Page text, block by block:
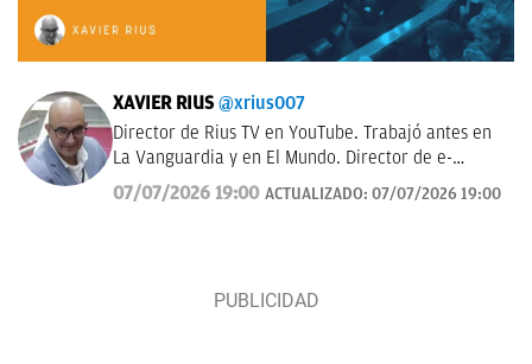
XAVIER RIUS @xrius007
Director de Rius TV en YouTube. Trabajó antes en
La Vanguardia y en El Mundo. Director de e-
notícies durante 23 años.
07/07/2026 19:00 ACTUALIZADO: 07/07/2026 19:00